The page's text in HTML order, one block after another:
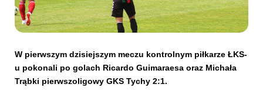
SKLEP KUP BILET
W pierwszym dzisiejszym meczu kontrolnym piłkarze ŁKS-
u pokonali po golach Ricardo Guimaraesa oraz Michała
Trąbki pierwszoligowy GKS Tychy 2:1.